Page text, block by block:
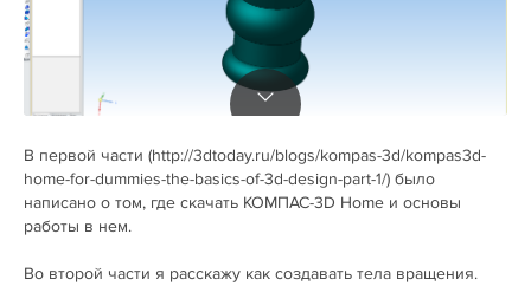
В первой части (http://3dtoday.ru/blogs/kompas-3d/kompas3d-
home-for-dummies-the-basics-of-3d-design-part-1/) было
написано о том, где скачать КОМПАС-3D Home и основы
работы в нем.
Во второй части я расскажу как создавать тела вращения.